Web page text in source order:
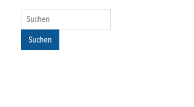
Suchen
Suchen